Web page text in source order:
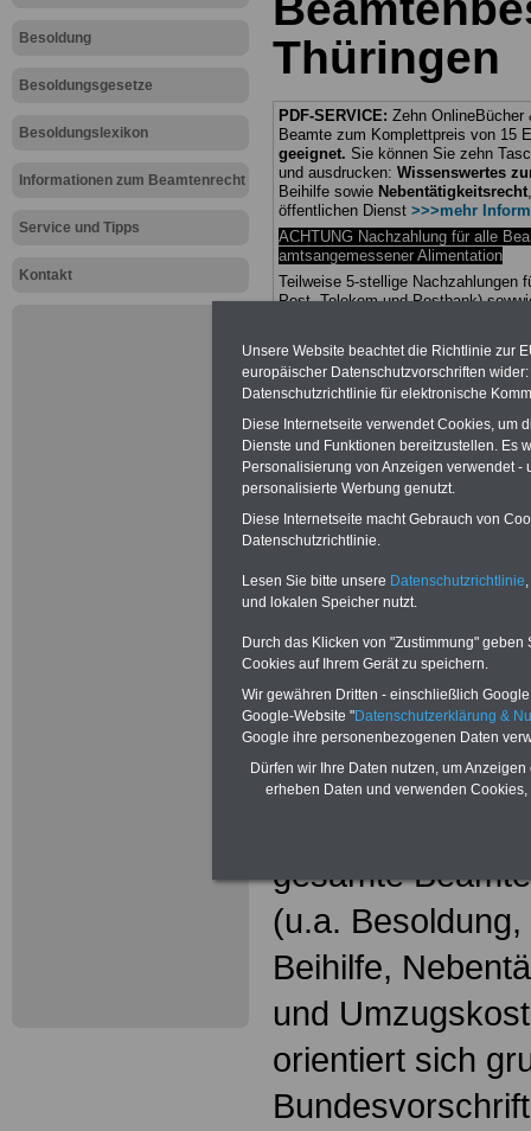
Besoldung
Besoldungsgesetze
Besoldungslexikon
Informationen zum Beamtenrecht
Service und Tipps
Kontakt
Thüringen
PDF-SERVICE: Zehn
Beamte zum Komplettpreis von 15
geeignet. Sie können Sie zehn
und ausdrucken: Wissenswertes
Beihilfe sowie Nebentätigkeitsrecht
öffentlichen Dienst >>>mehr
ACHTUNG Nachzahlung für alle
amtsangemessener Alimentation
Teilweise 5-stellige Nachzahlungen
Post, Telekom und Postbank)
Hier die
abschließen!
Neu
Beamte
Das beliebte
gesamte
(u.a.
Beihilfe,
und
orientiert sich
Unsere Website beachtet die Richtlinie zur
europäischer Datenschutzvorschriften
Datenschutzrichtlinie für elektronische
Diese Internetseite verwendet Cookies, um
Dienste und Funktionen bereitzustellen. Es
Personalisierung von Anzeigen verwendet
personalisierte Werbung genutzt.
Diese Internetseite macht Gebrauch von
Datenschutzrichtlinie.
Lesen Sie bitte unsere Datenschutzrichtlinie
und lokalen Speicher nutzt.
Durch das Klicken von "Zustimmung"
Cookies auf Ihrem Gerät zu speichern.
Wir gewähren Dritten - einschließlich
Google-Website "Datenschutzerklärung &
Google ihre personenbezogenen Daten
Dürfen wir Ihre Daten nutzen, um
erheben Daten und verwenden